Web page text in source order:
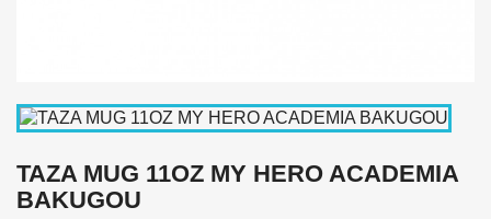
TAZA MUG 11OZ MY HERO ACADEMIA
BAKUGOU